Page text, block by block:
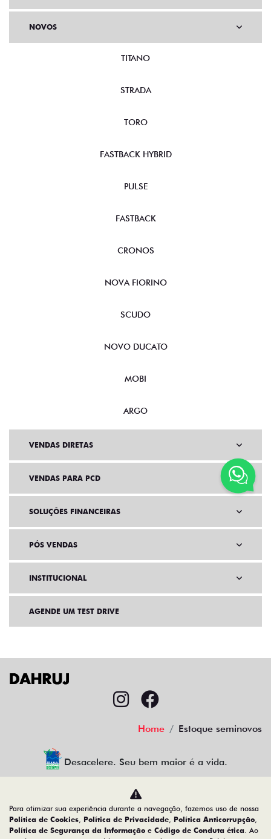
NOVOS
TITANO
STRADA
TORO
FASTBACK HYBRID
PULSE
FASTBACK
CRONOS
NOVA FIORINO
SCUDO
NOVO DUCATO
MOBI
ARGO
VENDAS DIRETAS
VENDAS PARA PCD
SOLUÇÕES FINANCEIRAS
PÓS VENDAS
INSTITUCIONAL
AGENDE UM TEST DRIVE
Home Estoque seminovos
Desacelere. Seu bem maior é a vida.
CMJ Comércio de Veículos Ltda
05.026.792/0024-83
Para otimizar sua experiência durante a navegação, fazemos uso de nossa
Política de Cookies, Política de Privacidade, Política Anticorrupção,
Política de Segurança da Informação e Código de Conduta ética. Ao